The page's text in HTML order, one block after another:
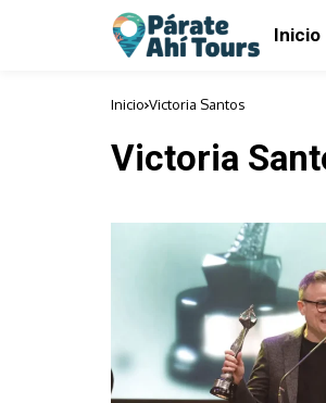
Inicio
Inicio Victoria Santos
Victoria